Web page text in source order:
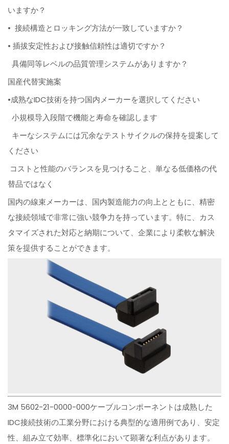
いますか？
• 接続構造とロッキング方法が一致していますか？
• 插拔安定性および接触信頼性は適切ですか？
具備同等レベルの品質管理システムがありますか？
国産代替実施案
•成熟なIDC技術を持つ国内メーカーを選択してください
小規模导入段階で機能と寿命を確認します
キーなシステムには冗余なテストサイクルの保持を提案して
ください
コストと性能のバランスを見つけること、単なる低価格の代
替品ではなく
国内の線束メーカーは、国内製造能力の向上とともに、精密
な接続領域で非常に強い競争力を持っています。特に、カス
タマイズされた対応と納期について、企業により柔軟な解決
策を提供することができます。
3M 5602-21-0000-000ケーブルコンポーネントは成熟した
IDC接続技術の工業分野における典型的な適用例であり、安定
性、組み立て効率、標準化において顕著な利点があります。